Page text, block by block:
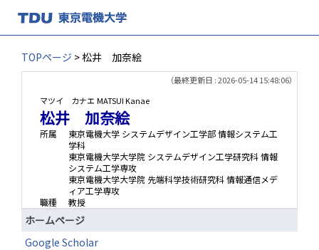
TOPページ > 松井 加奈絵
（最終更新日 : 2026-05-14 15:48:06）
マツイ カナエ MATSUI Kanae
松井 加奈絵
所属
東京電機大学 システムデザイン工学部 情報システム工
学科
東京電機大学大学院 システムデザイン工学研究科 情報
システム工学専攻
東京電機大学大学院 先端科学技術研究科 情報通信メデ
ィア工学専攻
職種
教授
ホームページ
Google Scholar